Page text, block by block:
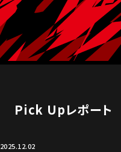
Pick Upレポート
2025.12.02